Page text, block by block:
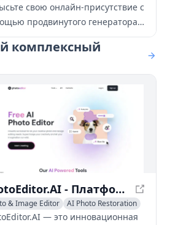
& Image Editor
Generator
свою онлайн-присутствие с
продвинутого генератора
AI-Headshot.online,
повседневные
комплексный
PhotoEditor.AI - Платформа редактирования фотографий на основе ИИ
& Image Editor
AI Photo Restoration
— это инновационная